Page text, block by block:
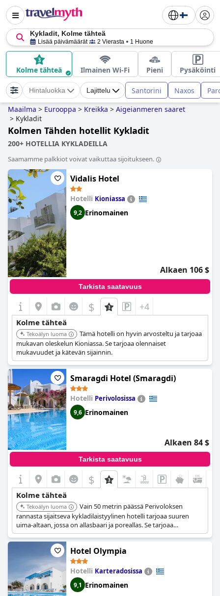
Kykladit, Kolme tähteä
Lisää päivämäärät 2 Vierasta 1 Huone
Kolme tähteä Ilmainen Wi-Fi Pieni Pysäköinti
Hintaluokka Lajittelu Santorini Naxos
Maailma > Eurooppa > Kreikka > Aigeianmeren saaret
> Kykladit
Kolmen Tähden hotellit Kykladit
200+ HOTELLIA KYKLADEILLA
Saamamme palkkiot voivat vaikuttaa sijoitukseen.
Vidalis Hotel
Hotelli Kioniassa
9,2 Erinomainen
Alkaen 106 $
Tarkista saatavuus
$ +4
Kolme tähteä
Tekoälyn luoma
Tämä hotelli on hyvin arvosteltu ja tarjoaa
mukavan oleskelun Kioniassa. Se tarjoaa olennaiset
mukavuudet ja kätevän sijainnin.
Smaragdi Hotel (Smaragdi)
Hotelli Perivolosissa
9,6 Erinomainen
Alkaen 84 $
Tarkista saatavuus
$
Kolme tähteä
Tekoälyn luoma
Vain 50 metrin päässä Perivoloksen
rannasta sijaitseva kykladilaistyylinen hotelli tarjoaa suuren
uima-altaan, jossa on allasbaari ja poreallas. Se tarjoaa
rauhallisen ympäristön, kaukana vilkkaasta rannasta, mutta silti
lyhyen kävelymatkan päässä.
Hotel Olympia
Hotelli Karteradosissa
9,1 Erinomainen